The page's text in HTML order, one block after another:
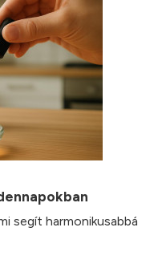
segít harmonikusabbá